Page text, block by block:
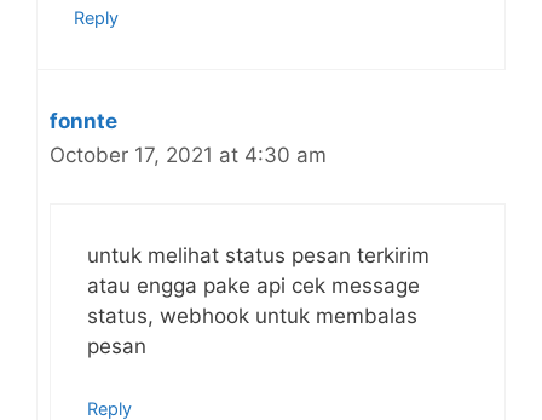
Reply
fonnte
October 17, 2021 at 4:30 am
untuk melihat status pesan terkirim
atau engga pake api cek message
status, webhook untuk membalas
pesan
Reply